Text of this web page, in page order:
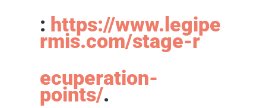
: https://www.legipe
rmis.com/stage-r
ecuperation-
points/.